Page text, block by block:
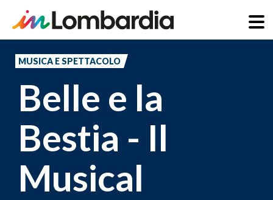
principale
MUSICA E SPETTACOLO
Belle e la
Bestia - Il
Musical